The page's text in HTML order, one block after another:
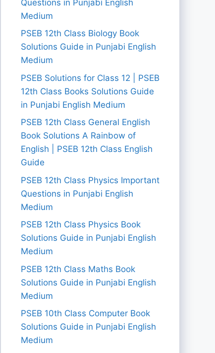
Questions in Punjabi English
Medium
PSEB 12th Class Biology Book
Solutions Guide in Punjabi English
Medium
PSEB Solutions for Class 12 | PSEB
12th Class Books Solutions Guide
in Punjabi English Medium
PSEB 12th Class General English
Book Solutions A Rainbow of
English | PSEB 12th Class English
Guide
PSEB 12th Class Physics Important
Questions in Punjabi English
Medium
PSEB 12th Class Physics Book
Solutions Guide in Punjabi English
Medium
PSEB 12th Class Maths Book
Solutions Guide in Punjabi English
Medium
PSEB 10th Class Computer Book
Solutions Guide in Punjabi English
Medium